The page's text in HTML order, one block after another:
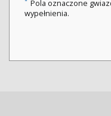
Pola oznaczone
wypełnienia.